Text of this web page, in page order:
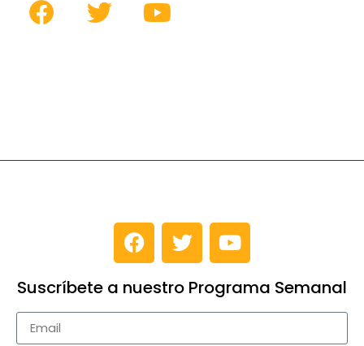
Suscríbete a nuestro Programa Semanal